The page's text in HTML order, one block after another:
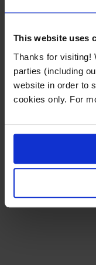
This website uses
Thanks for visiting!
parties (including
website in order to
cookies only. For